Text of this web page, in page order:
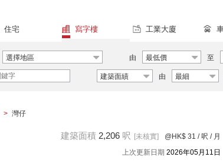
住宅 寫字樓 工業大廈
選擇地區 由 最低價 至
建築面績 由 最細
> 灣仔
建築面積 2,206 呎 [未核實] @HK$ 31 / 呎 / 月
上次更新日期 2026年05月11日